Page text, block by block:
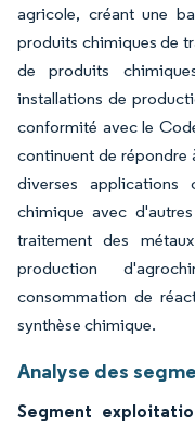
agricole, créant une
produits chimiques de
de produits
installations de
conformité avec le
continuent de répondre
diverses applications
chimique avec
traitement des
production
consommation de
synthèse chimique.
Analyse des
Segment